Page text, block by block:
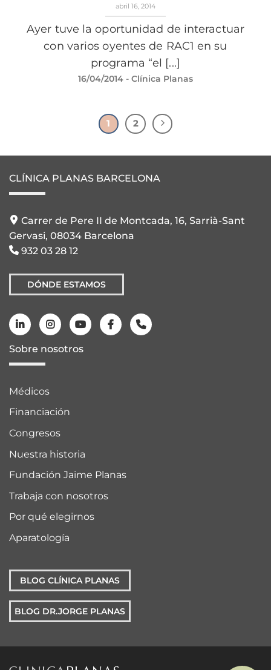
abril 16, 2014
Ayer tuve la oportunidad de interactuar
con varios oyentes de RAC1 en su
programa “el [...]
16/04/2014 - Clínica Planas
1 2
CLÍNICA PLANAS BARCELONA
Carrer de Pere II de Montcada, 16, Sarrià-Sant
Gervasi, 08034 Barcelona
932 03 28 12
DÓNDE ESTAMOS
Sobre nosotros
Médicos
Financiación
Congresos
Nuestra historia
Fundación Jaime Planas
Trabaja con nosotros
Por qué elegirnos
Aparatología
BLOG CLÍNICA PLANAS
BLOG DR.JORGE PLANAS